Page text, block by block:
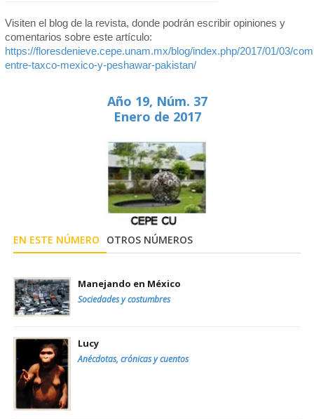
Visiten el blog de la revista, donde podrán escribir opiniones y
comentarios sobre este artículo:
https://floresdenieve.cepe.unam.mx/blog/index.php/2017/01/03/
entre-taxco-mexico-y-peshawar-pakistan/
Año 19, Núm. 37
Enero de 2017
EN ESTE NÚMERO OTROS NÚMEROS
Manejando en México
Sociedades y costumbres
Lucy
Anécdotas, crónicas y cuentos